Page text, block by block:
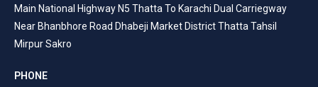
Main National Highway N5 Thatta To Karachi Dual Carriegway
Near Bhanbhore Road Dhabeji Market District Thatta Tahsil
Mirpur Sakro
PHONE